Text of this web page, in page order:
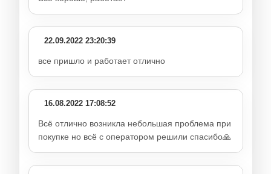
22.09.2022 23:20:39
все пришло и работает отлично
16.08.2022 17:08:52
Всё отлично возникла небольшая проблема при
покупке но всё с оператором решили спасибо🙏